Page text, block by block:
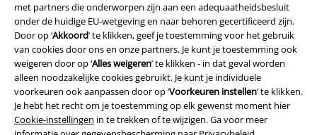
met partners die onderworpen zijn aan een adequaatheidsbesluit
onder de huidige EU-wetgeving en naar behoren gecertificeerd zijn.
Door op ‘Akkoord’ te klikken, geef je toestemming voor het gebruik
van cookies door ons en onze partners. Je kunt je toestemming ook
weigeren door op ‘Alles weigeren’ te klikken - in dat geval worden
alleen noodzakelijke cookies gebruikt. Je kunt je individuele
voorkeuren ook aanpassen door op ‘Voorkeuren instellen’ te klikken.
Je hebt het recht om je toestemming op elk gewenst moment hier
Cookie-instellingen in te trekken of te wijzigen. Ga voor meer
Privacyverklaring
Verklaring van conformiteit
Informatie over toegankelijkheid
Cookie-instellingen